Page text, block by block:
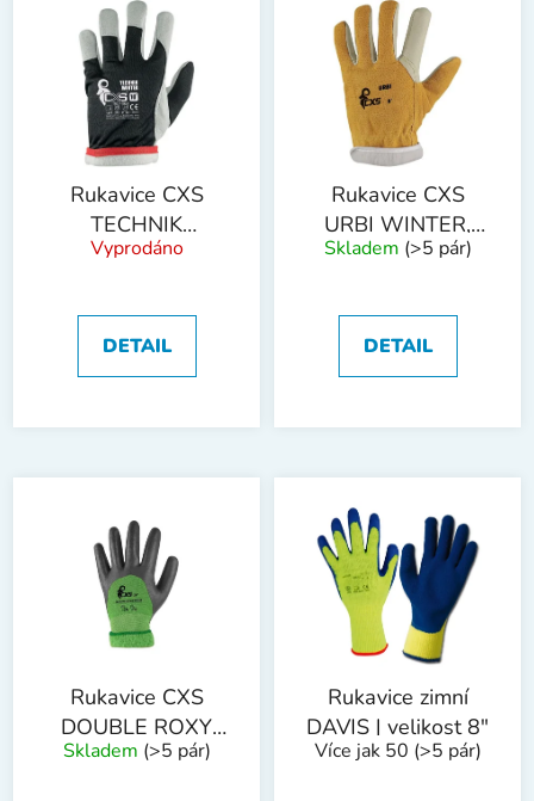
Rukavice CXS
TECHNIK
WINTER, s
9
Vyprodáno
DETAIL
Rukavice CXS
URBI WINTER,
zimní, kožené
Skladem (>5 pár)
DETAIL
Rukavice CXS
DOUBLE ROXY
WINTER, zimní,
Skladem (>5 pár)
Rukavice zimní
DAVIS | velikost 8"
Více jak 50 (>5 pár)